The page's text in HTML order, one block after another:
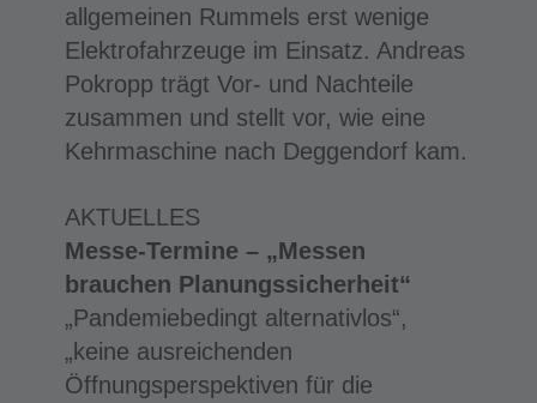
allgemeinen Rummels erst wenige
Elektrofahrzeuge im Einsatz. Andreas
Pokropp trägt Vor- und Nachteile
zusammen und stellt vor, wie eine
Kehrmaschine nach Deggendorf kam.
AKTUELLES
Messe-Termine – „Messen
brauchen Planungssicherheit“
„Pandemiebedingt alternativlos“,
„keine ausreichenden
Öffnungsperspektiven für die